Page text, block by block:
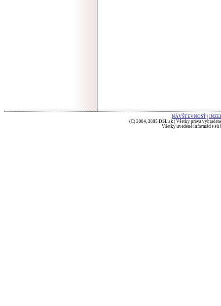
NÁVŠTEVNOSŤ
(C) 2004, 2005 DSL.sk | Všetky práva
Všetky uvedené informácie sú